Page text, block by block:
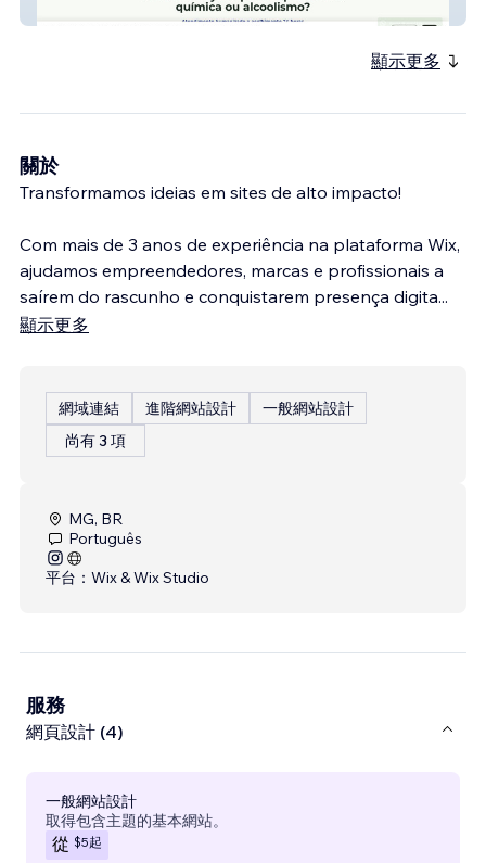
顯示更多
關於
Transformamos ideias em sites de alto impacto!
Com mais de 3 anos de experiência na plataforma Wix,
ajudamos empreendedores, marcas e profissionais a
saírem do rascunho e conquistarem presença digita...
顯示更多
網域連結 進階網站設計
一般網站設計
尚有 3 項
MG, BR
Português
平台： Wix & Wix Studio
服務
網頁設計 (4)
一般網站設計
取得包含主題的基本網站。
從 $5起